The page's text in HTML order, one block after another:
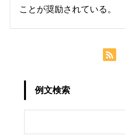
ことが奨励されている。
例文検索